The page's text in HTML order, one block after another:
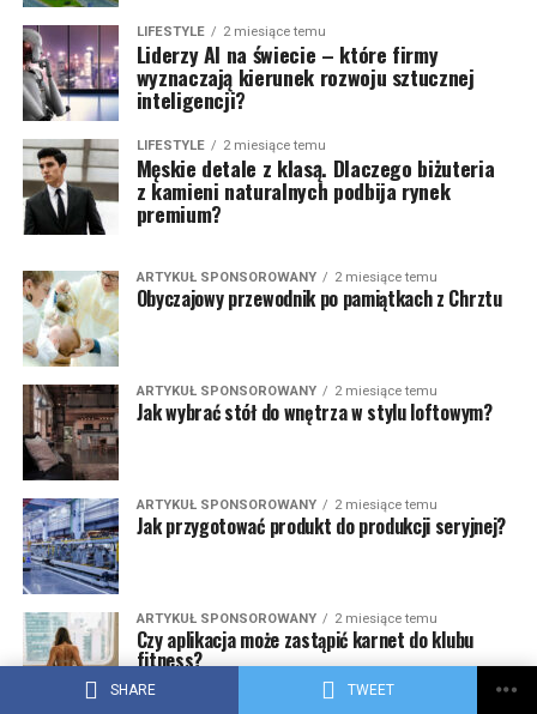
SHARE TWEET
LIFESTYLE 2 miesiące temu
Liderzy AI na świecie – które firmy
wyznaczają kierunek rozwoju sztucznej
inteligencji?
LIFESTYLE 2 miesiące temu
Męskie detale z klasą. Dlaczego biżuteria
z kamieni naturalnych podbija rynek
premium?
ARTYKUŁ SPONSOROWANY 2 miesiące temu
Obyczajowy przewodnik po pamiątkach z Chrztu
ARTYKUŁ SPONSOROWANY 2 miesiące temu
Jak wybrać stół do wnętrza w stylu loftowym?
ARTYKUŁ SPONSOROWANY 2 miesiące temu
Jak przygotować produkt do produkcji seryjnej?
ARTYKUŁ SPONSOROWANY 2 miesiące temu
Czy aplikacja może zastąpić karnet do klubu
fitness?